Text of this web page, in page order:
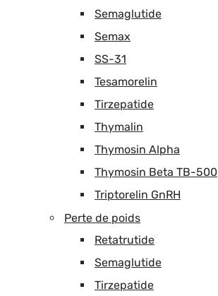
Semaglutide
Semax
SS-31
Tesamorelin
Tirzepatide
Thymalin
Thymosin Alpha
Thymosin Beta TB-500
Triptorelin GnRH
Perte de poids
Retatrutide
Semaglutide
Tirzepatide